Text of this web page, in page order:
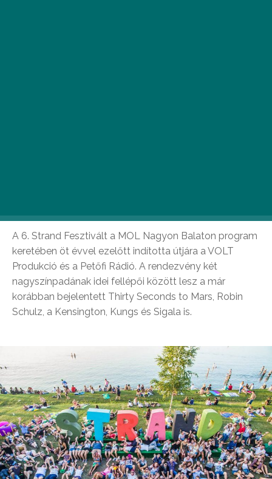
A 6. Strand Fesztivált a MOL Nagyon Balaton program
keretében öt évvel ezelőtt indította útjára a VOLT
Produkció és a Petőfi Rádió. A rendezvény két
nagyszínpadának idei fellépői között lesz a már
korábban bejelentett Thirty Seconds to Mars, Robin
Schulz, a Kensington, Kungs és Sigala is.